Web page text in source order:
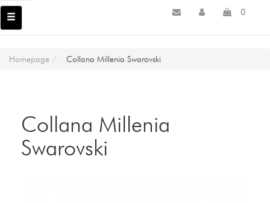
0
Homepage Collana Millenia Swarovski
Collana Millenia
Swarovski